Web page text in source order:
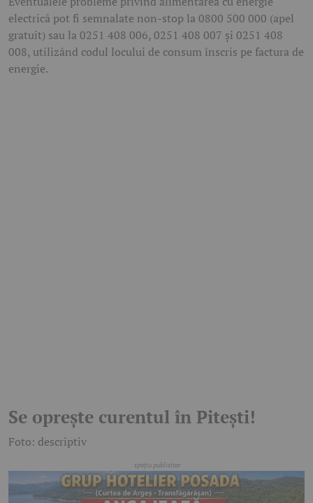
electrică pot fi semnalate non-stop la 0800 500 000 (apel
gratuit) sau la 0251 408 006, 0251 408 007 și 0251 408
008, utilizând codul locului de consum înscris pe factura de
energie.
Se oprește curentul în Pitești!
Foto: descriptiv